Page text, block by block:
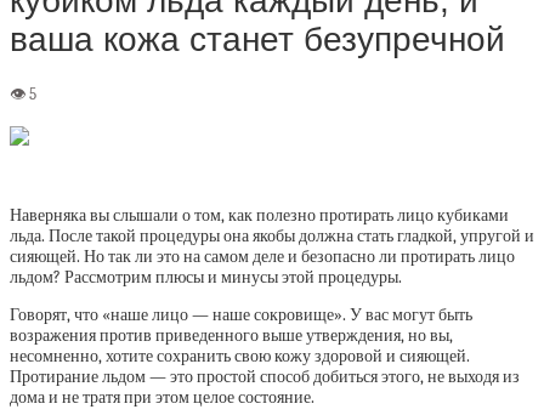
ваша кожа станет безупречной
Наверняка вы слышали о том, как полезно протирать лицо кубиками
льда. После такой процедуры она якобы должна стать гладкой, упругой и
сияющей. Но так ли это на самом деле и безопасно ли протирать лицо
льдом? Рассмотрим плюсы и минусы этой процедуры.
Говорят, что «наше лицо — наше сокровище». У вас могут быть
возражения против приведенного выше утверждения, но вы,
несомненно, хотите сохранить свою кожу здоровой и сияющей.
Протирание льдом — это простой способ добиться этого, не выходя из
дома и не тратя при этом целое состояние.